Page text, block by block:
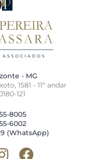
- MG
1581 - 11º andar
121
8005
6002
(WhatsApp)